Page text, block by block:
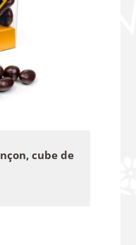
cube de